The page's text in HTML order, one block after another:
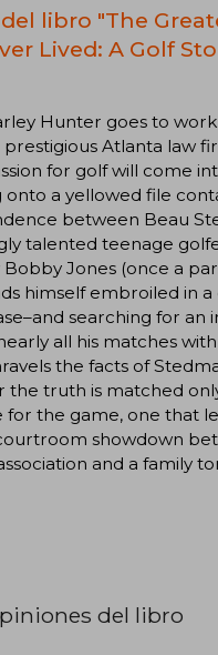
libro "The
Lived: A Golf
Hunter goes to
Atlanta law
for golf will come
a yellowed file
between Beau
talented teenage
Jones (once a
himself embroiled in a
searching for an
all his matches
the facts of
the truth is matched
for the game, one that
showdown
and a family
del libro